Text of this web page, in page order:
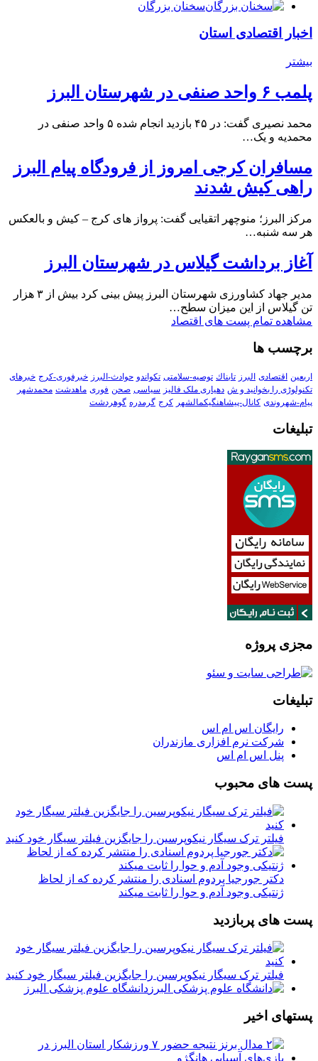
سخنان بزرگان
اخبار اقتصادی استان
بیشتر
پلمب ۶ واحد صنفی در شهرستان البرز
محمد نصیری گفت: در ۴۵ بازدید انجام شده ۵ واحد صنفی در
محمدیه و یک…
مسافران کرجی امروز از فرودگاه پیام البرز
راهی کیش شدند
مرکز البرز؛ منوچهر اتقیایی گفت: پرواز های کرج – کیش و بالعکس
هر سه شنبه…
آغاز برداشت گیلاس در شهرستان البرز
مدیر جهاد کشاورزی شهرستان البرز پیش بینی کرد بیش از ۳ هزار
تن گیلاس از این میزان سطح…
مشاهده تمام پست های اقتصاد
برچسب ها
اربعین اقتصادی البرز تابناك توصیه-سلامتی تکواندو حوادث-البرز خبرفوری-کرج خبرهای
تکنولوڑی را بخوانید و ش دهیاری ملک فالیز سیاسی صحن فوری ماهدشت محمدشهر
پیام-شهروندی کانال-پیشاهنگیکمالشهر کرج گرمدره گوهردشت
تبلیغات
مجزی پروژه
تبلیغات
رایگان اس ام اس
شرکت نرم افزاری مازندران
پنل اس ام اس
پست های محبوب
فیلتر ترک سیگار نیکوپرسین را جایگزین فیلتر سیگار خود کنید
دکتر جورجیا پردوم اسنادی را منتشر کرده که از لحاظ
ژنتیکی وجود آدم و حوا را ثابت میکند
پست های پربازدید
فیلتر ترک سیگار نیکوپرسین را جایگزین فیلتر سیگار خود کنید
دانشگاه علوم پزشکی البرز
پستهای اخیر